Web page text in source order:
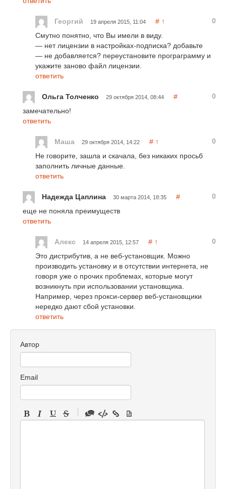
Георгий 19 апреля 2015, 11:04 # ↑
0
Смутно понятно, что Вы имели в виду.
— нет лицензии в настройках-подписка? добавьте
— не добавляется? переустановите програграмму и
укажите заново файл лицензии.
ответить
Ольга Толченко 29 октября 2014, 08:44 #
0
замечательно!
ответить
Маша 29 октября 2014, 14:22 # ↑
0
Не говорите, зашла и скачала, без никаких просьб
заполнить личные данные.
ответить
Надежда Цаплина 30 марта 2014, 18:35 #
0
еще не поняла преимуществ
ответить
Алекс 14 апреля 2015, 12:57 # ↑
0
Это дистрибутив, а не веб-установщик. Можно
производить установку и в отсутствии интернета, не
говоря уже о прочих проблемах, которые могут
возникнуть при использовании установщика.
Например, через прокси-сервер веб-установщики
нередко дают сбой установки.
ответить
Автор
Email
-